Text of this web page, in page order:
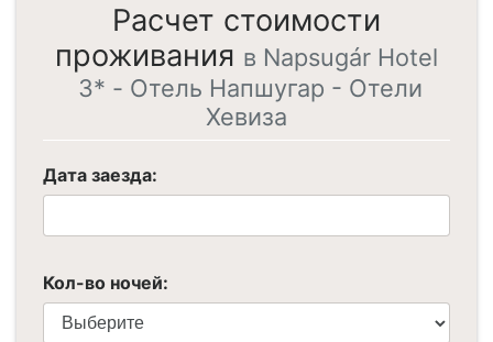
Расчет стоимости
проживания в Napsugár Hotel
3* - Отель Напшугар - Отели
Хевиза
Дата заезда:
Кол-во ночей: